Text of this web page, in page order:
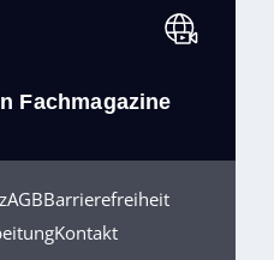
Fachmagazine
AGBBarrierefreiheit
Kontakt